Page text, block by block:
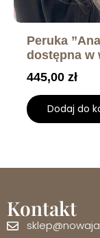
Peruka
dostępna w
445,00zł
Dodaj do
Kontakt